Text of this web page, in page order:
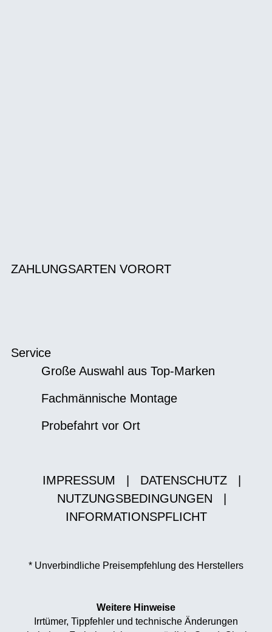
ZAHLUNGSARTEN VORORT
Service
Große Auswahl aus Top-Marken
Fachmännische Montage
Probefahrt vor Ort
IMPRESSUM DATENSCHUTZ
NUTZUNGSBEDINGUNGEN
INFORMATIONSPFLICHT
* Unverbindliche Preisempfehlung des Herstellers
Weitere Hinweise
Irrtümer, Tippfehler und technische Änderungen